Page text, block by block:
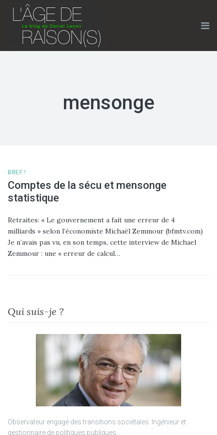
Skip
content
mensonge
BREF !
Comptes de la sécu et mensonge
statistique
Retraites: « Le gouvernement a fait une erreur de 4
milliards » selon l’économiste Michaël Zemmour (bfmtv.com)
Je n’avais pas vu, en son temps, cette interview de Michael
Zemmour : une « erreur de calcul…
Qui suis-je ?
Observateur engagé des transitions sociétales. Ingénieur et
gestionnaire de politiques publiques.